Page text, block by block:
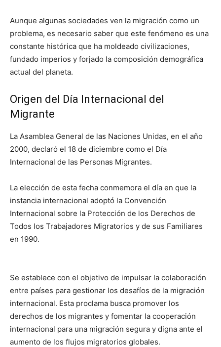
Aunque algunas sociedades ven la migración como un
problema, es necesario saber que este fenómeno es una
constante histórica que ha moldeado civilizaciones,
fundado imperios y forjado la composición demográfica
actual del planeta.
Origen del Día Internacional del
Migrante
La Asamblea General de las Naciones Unidas, en el año
2000, declaró el 18 de diciembre como el Día
Internacional de las Personas Migrantes.
La elección de esta fecha conmemora el día en que la
instancia internacional adoptó la Convención
Internacional sobre la Protección de los Derechos de
Todos los Trabajadores Migratorios y de sus Familiares
en 1990.
Se establece con el objetivo de impulsar la colaboración
entre países para gestionar los desafíos de la migración
internacional. Esta proclama busca promover los
derechos de los migrantes y fomentar la cooperación
internacional para una migración segura y digna ante el
aumento de los flujos migratorios globales.